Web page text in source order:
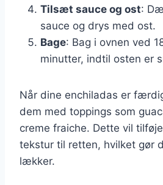
Tilsæt sauce og ost:
sauce og drys med ost.
Bage: Bag i ovnen ved
minutter, indtil osten er
Når dine enchiladas er
dem med toppings som
creme fraiche. Dette vil
tekstur til retten, hvilket gør
lækker.